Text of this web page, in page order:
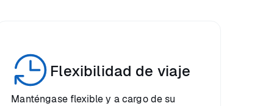
Flexibilidad de viaje
Manténgase flexible y a cargo de su